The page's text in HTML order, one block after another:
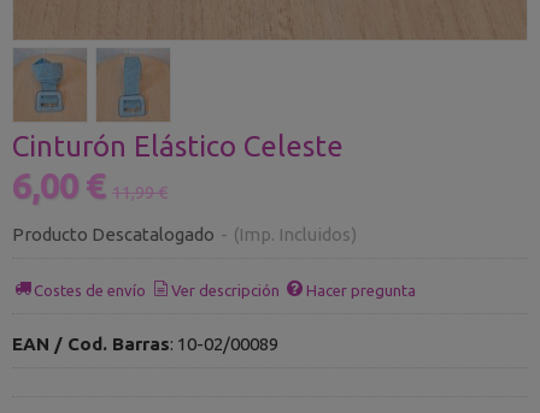
Cinturón Elástico Celeste
6,00 € 11,99 €
Producto Descatalogado - (Imp. Incluidos)
Costes de envío Ver descripción Hacer pregunta
EAN / Cod. Barras: 10-02/00089